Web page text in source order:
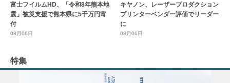
富士フイルムHD、「令和8年熊本地
震」被災支援で熊本県に5千万円寄
付
08月06日
キヤノン、レーザープロダクション
プリンターベンダー評価でリーダー
に
08月06日
特集